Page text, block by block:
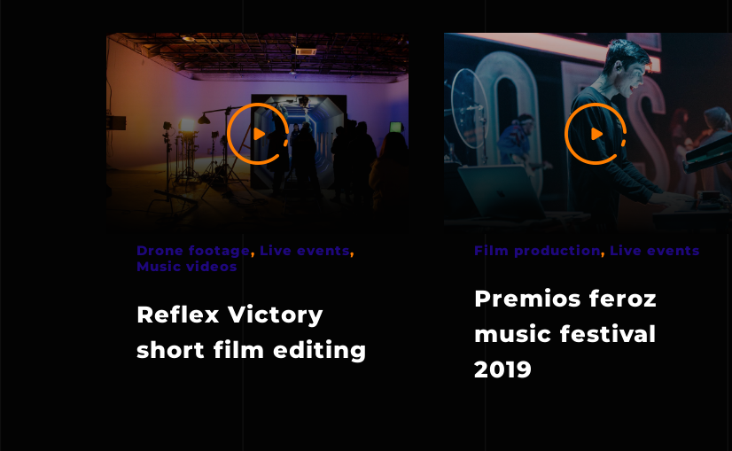
Drone footage, Live events,
Music videos
Reflex Victory
short film editing
Film production, Live events
Premios feroz
music festival
2019